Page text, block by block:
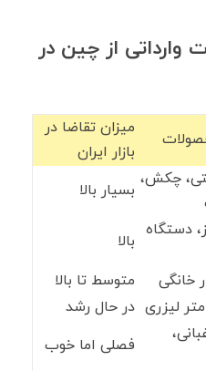
وارداتی از چین در
میزان تقاضا در
بازار ایران
چکش،
بسیار بالا
دستگاه
بالا
خانگی
متوسط تا بالا
لیزری در حال رشد
فصلی اما خوب